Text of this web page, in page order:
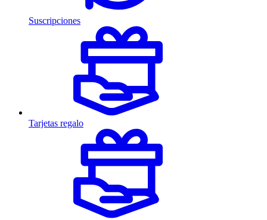
Suscripciones
Tarjetas regalo